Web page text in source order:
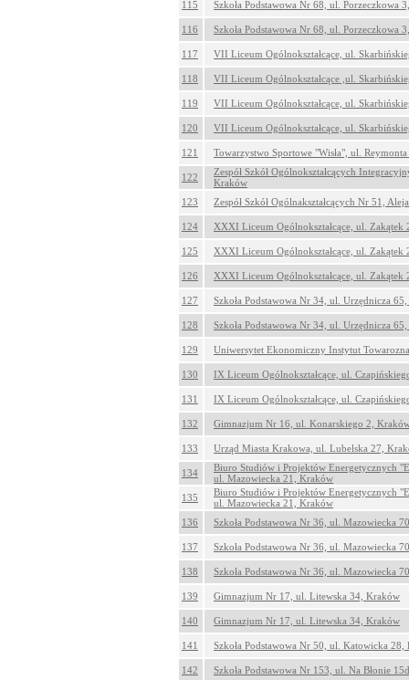
115 Szkoła Podstawowa Nr 68, ul. Porzeczkowa
116 Szkoła Podstawowa Nr 68, ul. Porzeczkowa
117 VII Liceum Ogólnokształcące, ul.
118 VII Liceum Ogólnokształcące ,ul.
119 VII Liceum Ogólnokształcące, ul.
120 VII Liceum Ogólnokształcące, ul.
121 Towarzystwo Sportowe "Wisła", ul.
122
Zespół Szkół Ogólnokształcących
Kraków
123
Zespół Szkół Ogólnakształcących Nr 51,
124 XXXI Liceum Ogólnokształcące, ul. Zakątek
125 XXXI Liceum Ogólnokształcące, ul. Zakątek
126 XXXI Liceum Ogólnokształcące, ul. Zakątek
127 Szkoła Podstawowa Nr 34, ul. Urzędnicza
128 Szkoła Podstawowa Nr 34, ul. Urzędnicza
129 Uniwersytet Ekonomiczny Instytut
130 IX Liceum Ogólnokształcące, ul.
131 IX Liceum Ogólnokształcące, ul.
132 Gimnazjum Nr 16, ul. Konarskiego 2,
133 Urząd Miasta Krakowa, ul. Lubelska 27,
134
Biuro Studiów i Projektów Energetycznych
ul. Mazowiecka 21, Kraków
135
Biuro Studiów i Projektów Energetycznych
ul. Mazowiecka 21, Kraków
136
Szkoła Podstawowa Nr 36, ul. Mazowiecka
137 Szkoła Podstawowa Nr 36, ul. Mazowiecka
138 Szkoła Podstawowa Nr 36, ul. Mazowiecka
139 Gimnazjum Nr 17, ul. Litewska 34, Kraków
140 Gimnazjum Nr 17, ul. Litewska 34, Kraków
141 Szkoła Podstawowa Nr 50, ul. Katowicka 28,
142 Szkoła Podstawowa Nr 153, ul. Na Błonie